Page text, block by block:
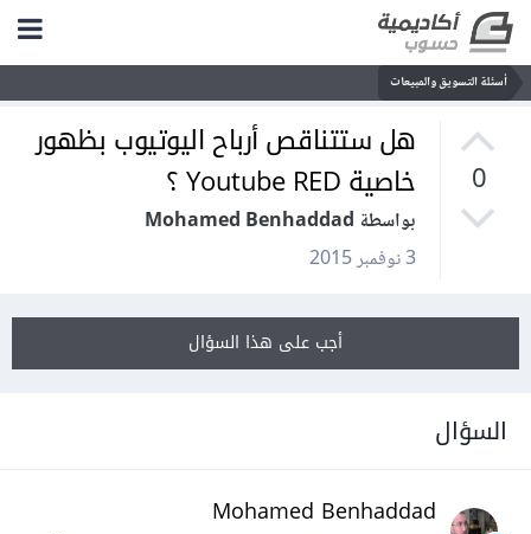
أسئلة التسويق والمبيعات
0
هل ستتناقص أرباح اليوتيوب بظهور
خاصية Youtube RED ؟
بواسطة Mohamed Benhaddad
3 نوفمبر 2015
أجب على هذا السؤال
السؤال
Mohamed Benhaddad